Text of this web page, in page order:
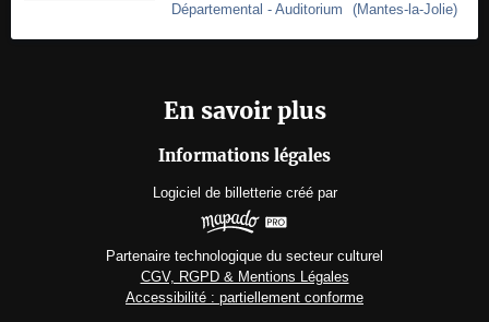
Départemental - Auditorium (Mantes-la-Jolie)
En savoir plus
Informations légales
Logiciel de billetterie créé par
Partenaire technologique du secteur culturel
CGV, RGPD & Mentions Légales
Accessibilité : partiellement conforme